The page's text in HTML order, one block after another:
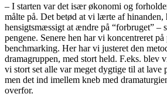
– I starten var det især økonomi og
målte på. Det betød at vi lærte af hinanden,
hensigtsmæssigt at ændre på “forbruget” –
pengene. Senere hen har vi koncentreret
benchmarking. Her har vi justeret den
dramagruppen, med stort held. F.eks. blev
vi stort set alle var meget dygtige til at lave
men det ind imellem kneb med
overfor.